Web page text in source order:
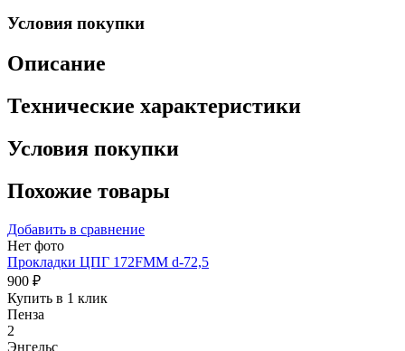
Условия покупки
Описание
Технические характеристики
Условия покупки
Похожие товары
Добавить в сравнение
Нет фото
Прокладки ЦПГ 172FMM d-72,5
900 ₽
Купить в 1 клик
Пенза
2
Энгельс